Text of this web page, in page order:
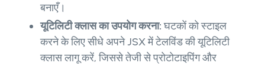
बनाएँ।
यूटिलिटी क्लास का उपयोग करना:घटकों को स्टाइल
करने के लिए सीधे अपने JSX में टेलविंड की यूटिलिटी
क्लास लागू करें, जिससे तेजी से प्रोटोटाइपिंग और